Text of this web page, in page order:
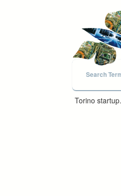
Search
Torino